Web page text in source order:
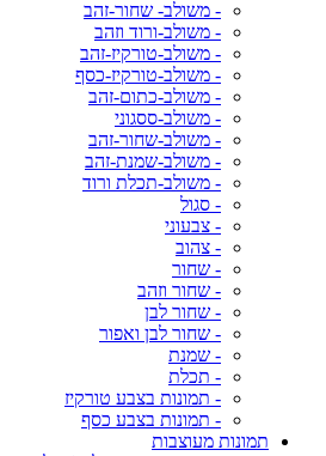
- משולב- שחור-זהב
- משולב-ורוד וזהב
- משולב-טורקיז-זהב
- משולב-טורקיז-כסף
- משולב-כתום-זהב
- משולב-ססגוני
- משולב-שחור-זהב
- משולב-שמנת-זהב
- משולב-תכלת ורוד
- סגול
- צבעוני
- צהוב
- שחור
- שחור וזהב
- שחור לבן
- שחור לבן ואפור
- שמנת
- תכלת
- תמונות בצבע טורקיז
- תמונות בצבע כסף
תמונות מעוצבות